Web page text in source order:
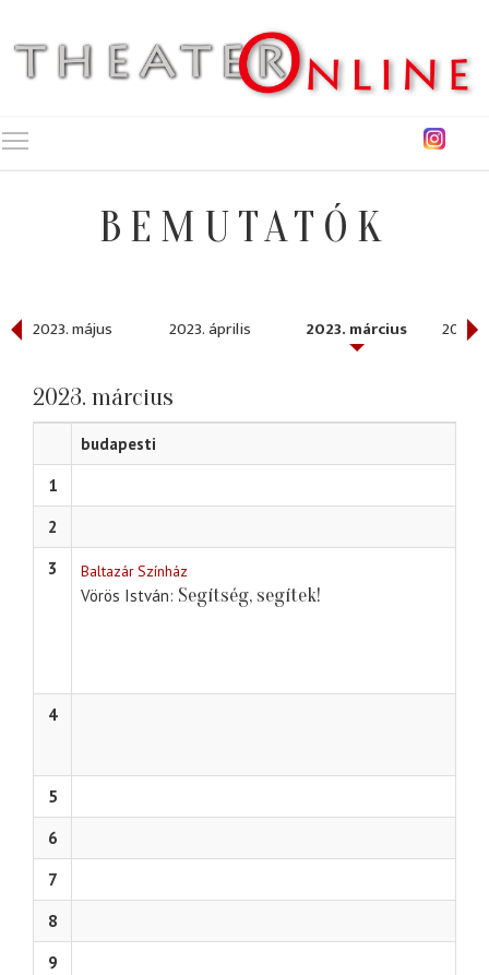
BEMUTATÓK
2023. május 2023. április 2023. március 2023.
2023. március
budapesti
1
2
3
Baltazár Színház
Vörös István Segítség, segítek!
4
5
6
7
8
9